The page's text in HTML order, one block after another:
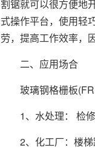
割锯就可以很方便地
式操作平台，使用轻
劳，提高工作效率，
二、应用场合
玻璃钢格栅板
1、水处理： 检修
2、化工厂：楼梯